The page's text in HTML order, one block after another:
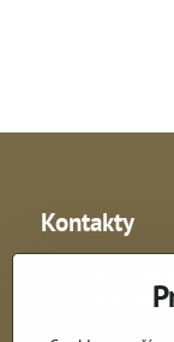
Kontakty
predajňa